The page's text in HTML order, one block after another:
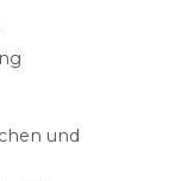
und